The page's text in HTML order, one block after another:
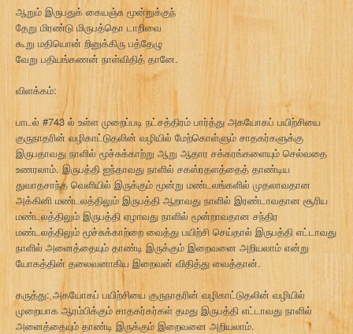
ஆறும் இருபதுக் கையஞ்சு மூன்றுக்குந்
தேறு மிரண்டு மிருபத்தொ டாறிவை
கூறு மதியொன் றினுக்கிரு பத்தேழு
வேறு பதியங்கணன் நாள்விதித் தானே.
விளக்கம்:
பாடல் #743 ல் உள்ள முறைப்படி நட்சத்திரம் பார்த்து அகயோகப் பயிற்சியை
குருநாதரின் வழிகாட்டுதலின் வழியில் மேற்கொள்ளும் சாதகர்களுக்கு
இருபதாவது நாளில் மூச்சுக்காற்று ஆறு ஆதார சக்கரங்களையும் செல்வதை
உணரலாம். இருபத்தி ஐந்தாவது நாளில் சகஸ்ரதளத்தைத் தாண்டிய
துவாதசாந்த வெளியில் இருக்கும் மூன்று மண்டலங்களில் முதலாவதான
அக்கினி மண்டலத்திலும் இருபத்தி ஆறாவது நாளில் இரண்டாவதான சூரிய
மண்டலத்திலும் இருபத்தி ஏழாவது நாளில் மூன்றாவதான சந்திர
மண்டலத்திலும் மூச்சுக்காற்றை வைத்து பயிற்சி செய்தால் இருபத்தி எட்டாவது
நாளில் அனைத்தையும் தாண்டி இருக்கும் இறைவனை அறியலாம் என்று
யோகத்தின் தலைவனாகிய இறைவன் விதித்து வைத்தான்.
கருத்து: அகயோகப் பயிற்சியை குருநாதரின் வழிகாட்டுதலின் வழியில்
முறையாக ஆரம்பிக்கும் சாதகர்கர்கள் தமது இருபத்தி எட்டாவது நாளில்
அனைத்தையும் தாண்டி இருக்கும் இறைவனை அறியலாம்.